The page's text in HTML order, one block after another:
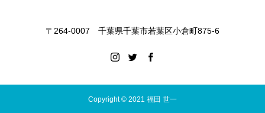
〒264-0007 千葉県千葉市若葉区小倉町875-6
Copyright © 2021 福田 世一